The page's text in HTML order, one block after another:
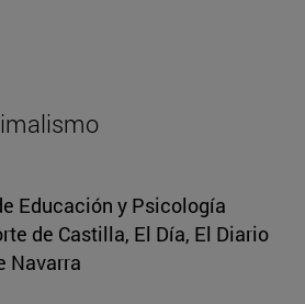
Educación y Psicología
de Castilla, El Día, El Diario
Navarra